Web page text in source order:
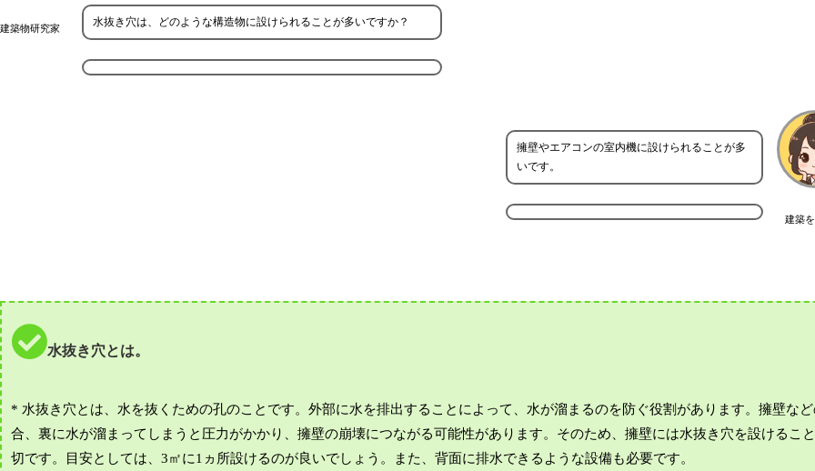
建築物研究家 水抜き穴は、どのような構造物に設けられることが多いですか？
建築
擁壁やエアコンの室内機に設けられることが多
いです。
水抜き穴とは。
* 水抜き穴とは、水を抜くための孔のことです。外部に水を排出することによって、水が溜まるのを防ぐ役割があります。擁壁な
合、裏に水が溜まってしまうと圧力がかかり、擁壁の崩壊につながる可能性があります。そのため、擁壁には水抜き穴を設けるこ
切です。目安としては、3㎡に1ヵ所設けるのが良いでしょう。また、背面に排水できるような設備も必要です。